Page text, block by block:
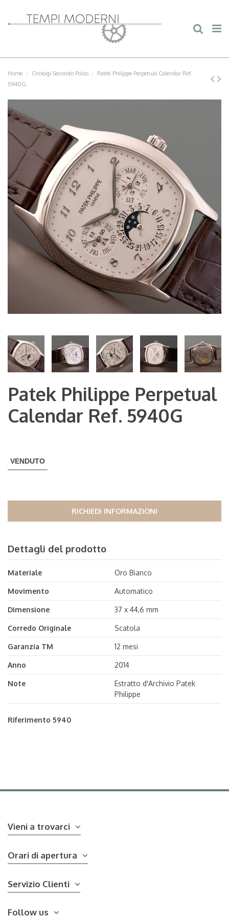
Home Orologi Secondo Polso
Patek Philippe Perpetual Calendar Ref.
5940G
Patek Philippe Perpetual
Calendar Ref. 5940G
VENDUTO
RICHIEDI INFORMAZIONI
Dettagli del prodotto
Materiale Oro Bianco
Movimento Automatico
Dimensione 37 x 44,6 mm
Corredo Originale Scatola
Garanzia TM 12 mesi
Anno 2014
Note
Estratto d'Archivio Patek
Philippe
Riferimento 5940
Vieni a trovarci
Orari di apertura
Servizio Clienti
Follow us